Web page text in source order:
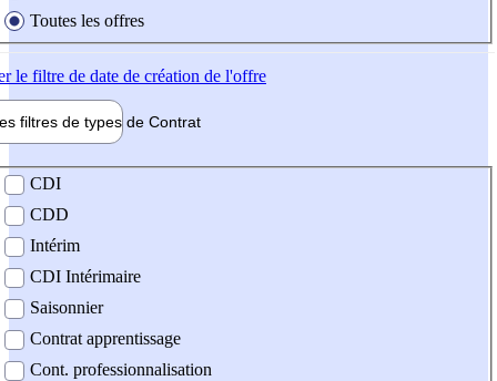
Toutes les offres
le filtre de date de création de l'offre
filtres de types de Contrat
contrat
CDI
CDD
Intérim
CDI Intérimaire
Saisonnier
Contrat apprentissage
Cont. professionnalisation